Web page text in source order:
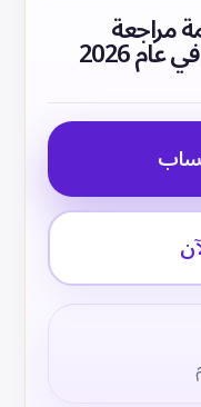
مراجعة
2026